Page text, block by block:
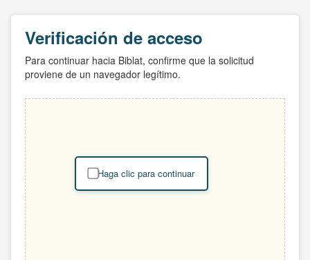
Verificación de acceso
Para continuar hacia Biblat, confirme que la solicitud
proviene de un navegador legítimo.
Haga clic para continuar